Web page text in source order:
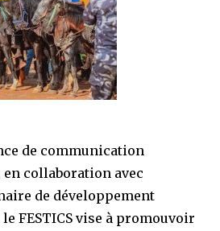
de communication
collaboration avec
de développement
FESTICS vise à promouvoir